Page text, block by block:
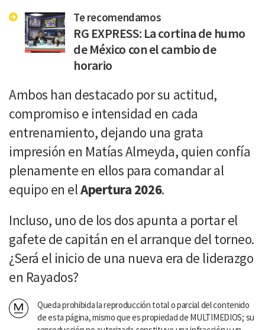
Te recomendamos
RG EXPRESS: La cortina de humo
de México con el cambio de
horario
Ambos han destacado por su actitud,
compromiso e intensidad en cada
entrenamiento, dejando una grata
impresión en Matías Almeyda, quien confía
plenamente en ellos para comandar al
equipo en elApertura 2026.
Incluso, uno de los dos apunta a portar el
gafete de capitán en el arranque del torneo.
¿Será el inicio de una nueva era de liderazgo
en Rayados?
Queda prohibida la reproducción total o parcial del contenido
de esta página, mismo que es propiedad de MULTIMEDIOS; su